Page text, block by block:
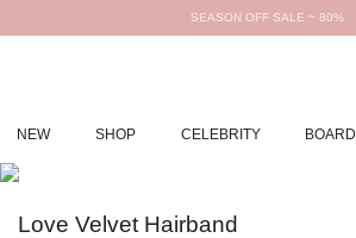
SEASON OFF SALE ~ 80%
NEW SHOP CELEBRITY BOARD
Love Velvet Hairband